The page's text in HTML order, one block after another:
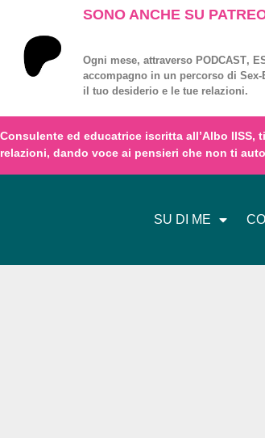
SONO ANCHE SU
Ogni mese, attraverso PODCAST,
accompagno in un percorso di
il tuo desiderio e le tue relazioni.
Consulente ed educatrice iscritta all’Albo IISS,
relazioni, dando voce ai pensieri che non ti
SU DI ME